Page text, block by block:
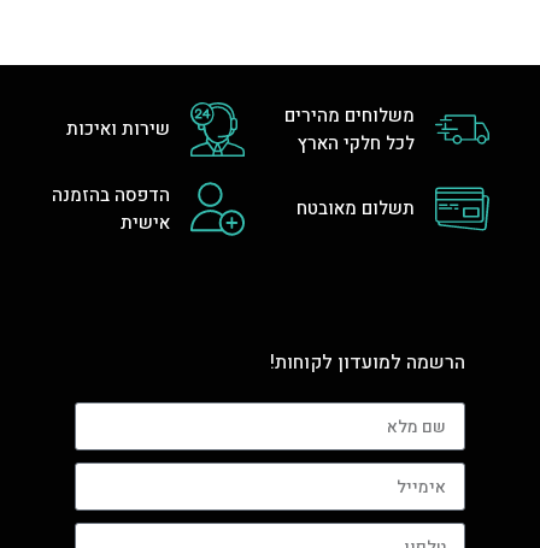
משלוחים מהירים
לכל חלקי הארץ
שירות ואיכות
תשלום מאובטח
הדפסה בהזמנה
אישית
הרשמה למועדון לקוחות!